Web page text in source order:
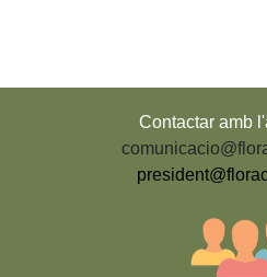
Contactar amb